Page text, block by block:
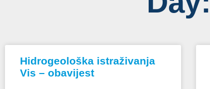
Hidrogeološka istraživanja
Vis – obavijest